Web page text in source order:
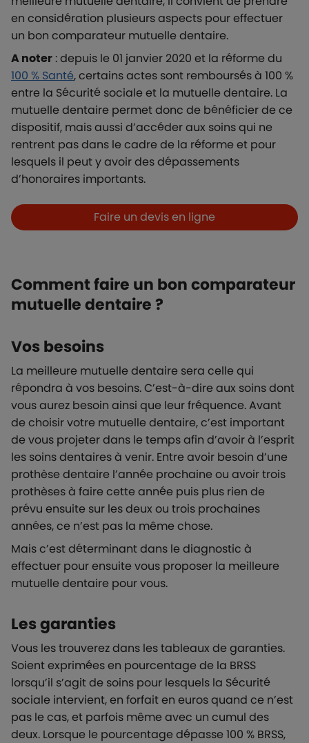
en considération plusieurs aspects pour effectuer
un bon comparateur mutuelle dentaire.
A noter : depuis le 01 janvier 2020 et la réforme du
100 % Santé, certains actes sont remboursés à 100 %
entre la Sécurité sociale et la mutuelle dentaire. La
mutuelle dentaire permet donc de bénéficier de ce
dispositif, mais aussi d’accéder aux soins qui ne
rentrent pas dans le cadre de la réforme et pour
lesquels il peut y avoir des dépassements
d’honoraires importants.
Boutons et liensFaire un devis en ligne
Comment faire un bon comparateur
mutuelle dentaire ?
Vos besoins
La meilleure mutuelle dentaire sera celle qui
répondra à vos besoins. C’est-à-dire aux soins dont
vous aurez besoin ainsi que leur fréquence. Avant
de choisir votre mutuelle dentaire, c’est important
de vous projeter dans le temps afin d’avoir à l’esprit
les soins dentaires à venir. Entre avoir besoin d’une
prothèse dentaire l’année prochaine ou avoir trois
prothèses à faire cette année puis plus rien de
prévu ensuite sur les deux ou trois prochaines
années, ce n’est pas la même chose.
Mais c’est déterminant dans le diagnostic à
effectuer pour ensuite vous proposer la meilleure
mutuelle dentaire pour vous.
Les garanties
Vous les trouverez dans les tableaux de garanties.
Soient exprimées en pourcentage de la BRSS
lorsqu’il s’agit de soins pour lesquels la Sécurité
sociale intervient, en forfait en euros quand ce n’est
pas le cas, et parfois même avec un cumul des
deux. Lorsque le pourcentage dépasse 100 % BRSS,